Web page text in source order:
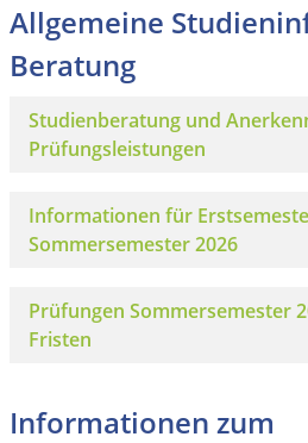
Allgemeine
Beratung
Studienberatung und
Prüfungsleistungen
Informationen für
Sommersemester 2026
Prüfungen Sommersemester
Fristen
Informationen zum